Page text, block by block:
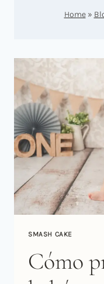
Home»
SMASH CAKE
Cómo